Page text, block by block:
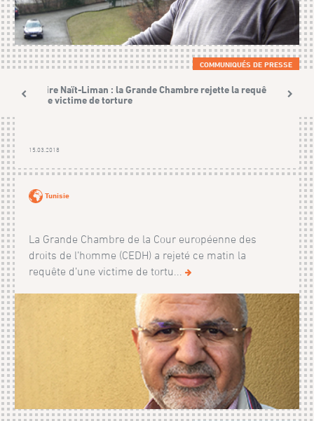
COMMUNIQUÉS DE PRESSE
Affaire Naït-Liman : la Grande Chambre rejette la requête
d'une victime de torture
15.03.2018
Tunisie
La Grande Chambre de la Cour européenne des
droits de l’homme (CEDH) a rejeté ce matin la
requête d’une victime de tortu...